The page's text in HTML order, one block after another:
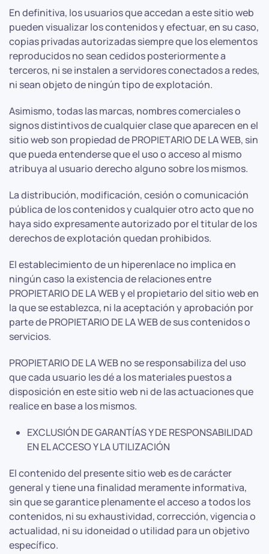
En definitiva, los usuarios que accedan a este sitio web
pueden visualizar los contenidos y efectuar, en su caso,
copias privadas autorizadas siempre que los elementos
reproducidos no sean cedidos posteriormente a
terceros, ni se instalen a servidores conectados a redes,
ni sean objeto de ningún tipo de explotación.
Asimismo, todas las marcas, nombres comerciales o
signos distintivos de cualquier clase que aparecen en el
sitio web son propiedad de PROPIETARIO DE LA WEB, sin
que pueda entenderse que el uso o acceso al mismo
atribuya al usuario derecho alguno sobre los mismos.
La distribución, modificación, cesión o comunicación
pública de los contenidos y cualquier otro acto que no
haya sido expresamente autorizado por el titular de los
derechos de explotación quedan prohibidos.
El establecimiento de un hiperenlace no implica en
ningún caso la existencia de relaciones entre
PROPIETARIO DE LA WEB y el propietario del sitio web en
la que se establezca, ni la aceptación y aprobación por
parte de PROPIETARIO DE LA WEB de sus contenidos o
servicios.
PROPIETARIO DE LA WEB no se responsabiliza del uso
que cada usuario les dé a los materiales puestos a
disposición en este sitio web ni de las actuaciones que
realice en base a los mismos.
EXCLUSIÓN DE GARANTÍAS Y DE RESPONSABILIDAD
EN EL ACCESO Y LA UTILIZACIÓN
El contenido del presente sitio web es de carácter
general y tiene una finalidad meramente informativa,
sin que se garantice plenamente el acceso a todos los
contenidos, ni su exhaustividad, corrección, vigencia o
actualidad, ni su idoneidad o utilidad para un objetivo
específico.